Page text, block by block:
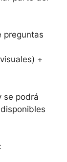
preguntas
+
se podrá